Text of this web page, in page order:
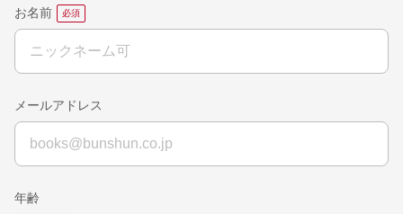
お名前
メールアドレス
年齢